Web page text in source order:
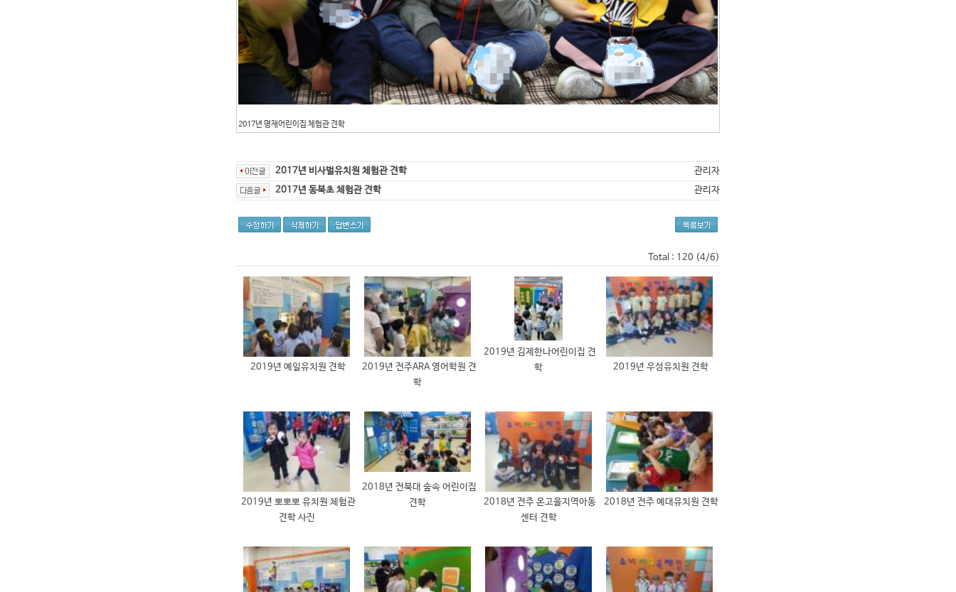
2017년 명재어린이집 체험관 견학
2017년 비사벌유치원 체험관 견학
관리자
2017년 동북초 체험관 견학
관리자
Total : 120 (4/6)
2019년 예일유치원 견학
2019년 전주ARA 영어학원 견
학
2019년 김제한나어린이집 견
학
2019년 우성유치원 견학
2019년 뽀뽀뽀 유치원 체험관
견학 사진
2018년 전북대 숲속 어린이집
견학
2018년 전주 온고을지역아동
센터 견학
2018년 전주 예대유치원 견학